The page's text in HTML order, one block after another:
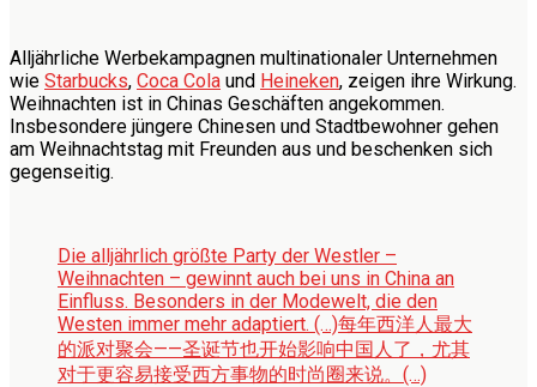
Alljährliche Werbekampagnen multinationaler Unternehmen
wie Starbucks, Coca Cola und Heineken, zeigen ihre Wirkung.
Weihnachten ist in Chinas Geschäften angekommen.
Insbesondere jüngere Chinesen und Stadtbewohner gehen
am Weihnachtstag mit Freunden aus und beschenken sich
gegenseitig.
Die alljährlich größte Party der Westler –
Weihnachten – gewinnt auch bei uns in China an
Einfluss. Besonders in der Modewelt, die den
Westen immer mehr adaptiert. (…)每年西洋人最大
的派对聚会——圣诞节也开始影响中国人了，尤其
对于更容易接受西方事物的时尚圈来说。(…)